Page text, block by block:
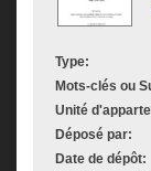
Type:
Mots-clés ou
Unité
Déposé par:
Date de dépôt: